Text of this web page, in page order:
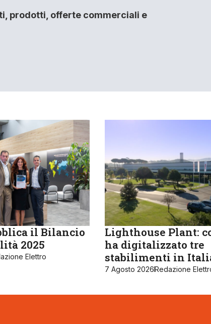
prodotti, offerte commerciali e
il Bilancio
2025
Elettro
Lighthouse Plant:
ha digitalizzato tre
stabilimenti in
7 Agosto 2026Redazione